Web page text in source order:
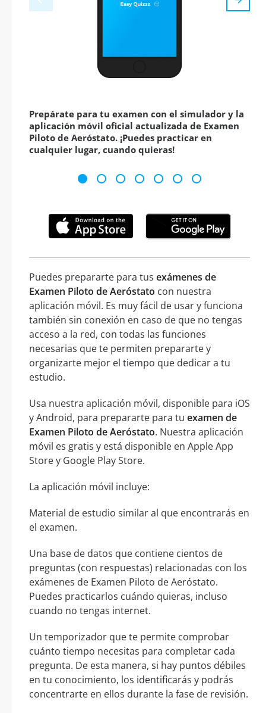
Prepárate para tu examen con el simulador y la
aplicación móvil oficial actualizada de Examen
Piloto de Aeróstato. ¡Puedes practicar en
cualquier lugar, cuando quieras!
Puedes prepararte para tus exámenes de
Examen Piloto de Aeróstato con nuestra
aplicación móvil. Es muy fácil de usar y funciona
también sin conexión en caso de que no tengas
acceso a la red, con todas las funciones
necesarias que te permiten prepararte y
organizarte mejor el tiempo que dedicar a tu
estudio.
Usa nuestra aplicación móvil, disponible para iOS
y Android, para prepararte para tu examen de
Examen Piloto de Aeróstato. Nuestra aplicación
móvil es gratis y está disponible en Apple App
Store y Google Play Store.
La aplicación móvil incluye:
Material de estudio similar al que encontrarás en
el examen.
Una base de datos que contiene cientos de
preguntas (con respuestas) relacionadas con los
exámenes de Examen Piloto de Aeróstato.
Puedes practicarlos cuándo quieras, incluso
cuando no tengas internet.
Un temporizador que te permite comprobar
cuánto tiempo necesitas para completar cada
pregunta. De esta manera, si hay puntos débiles
en tu conocimiento, los identificarás y podrás
concentrarte en ellos durante la fase de revisión.